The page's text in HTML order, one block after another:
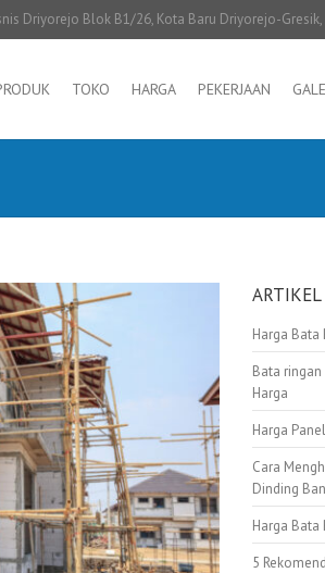
Driyorejo Blok B1/26, Kota Baru Driyorejo-
TOKO HARGA PEKERJAAN
ARTIKEL
Harga Bata
Bata
Harga
Harga
Cara
Dinding
Harga Bata
5